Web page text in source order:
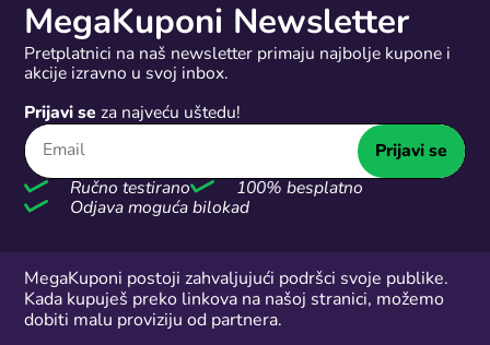
MegaKuponi Newsletter
Pretplatnici na naš newsletter primaju najbolje kupone i
akcije izravno u svoj inbox.
Prijavi se za najveću uštedu!
Prijavi se
Ručno testirano
100% besplatno
Odjava moguća bilokad
MegaKuponi postoji zahvaljujući podršci svoje publike.
Kada kupuješ preko linkova na našoj stranici, možemo
dobiti malu proviziju od partnera.